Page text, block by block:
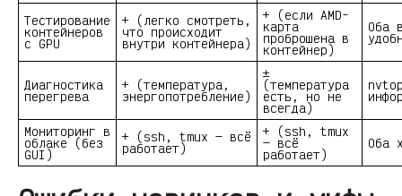
Тестирование
контейнеров
с GPU
+ (легко смотреть,
что происходит
внутри контейнера)
+ (если AMD-
карта
проброшена в
контейнер)
Оба
Диагностика
перегрева
+ (температура,
энергопотребление)
±
(температура
есть, но не
всегда)
Мониторинг в
облаке (без
GUI)
+ (ssh, tmux — всё
работает)
+ (ssh, tmux
— всё
работает)
Оба